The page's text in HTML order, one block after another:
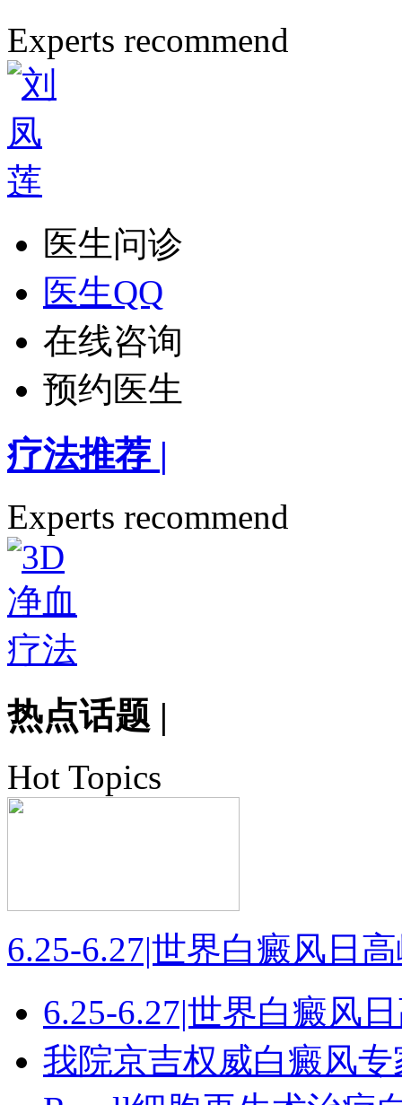
Experts recommend
医生问诊
医生QQ
在线咨询
预约医生
疗法推荐 |
Experts recommend
热点话题 |
Hot Topics
6.25-6.27|世界白癜风日
6.25-6.27|世界白癜风
我院京吉权威白癜风